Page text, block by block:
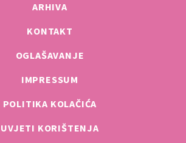
ARHIVA
KONTAKT
OGLAŠAVANJE
IMPRESSUM
POLITIKA KOLAČIĆA
UVJETI KORIŠTENJA